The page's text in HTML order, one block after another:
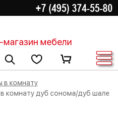
+7 (495) 374-55-80
мебели
в комнату